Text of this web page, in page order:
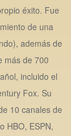
éxito. Fue
de una
además de
más de 700
incluido el
Fox. Su
10 canales de
HBO, ESPN,